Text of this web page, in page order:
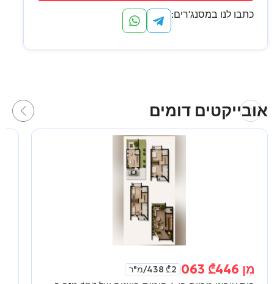
כתבו לנו במסנג'רים:
אובייקטים דומים
מִן ₾446 063
₾2 438 /מ"ר